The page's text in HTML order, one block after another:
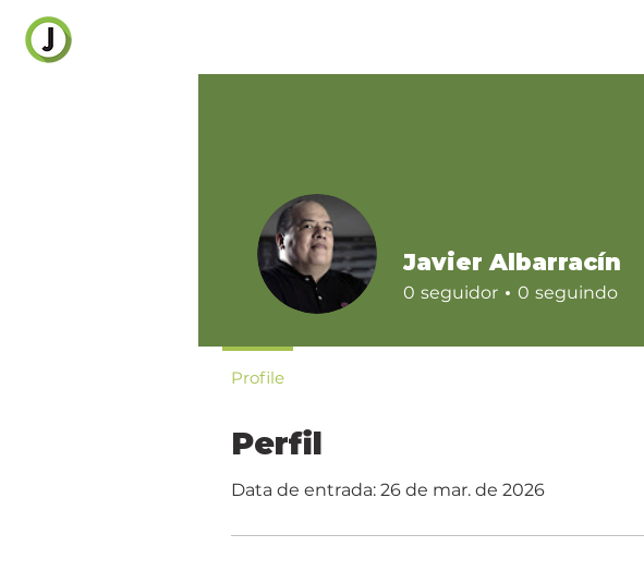
Perfil
Data de entrada: 26 de mar. de 2026
Javier Albarracín
0 seguidor 0 seguindo
Profile